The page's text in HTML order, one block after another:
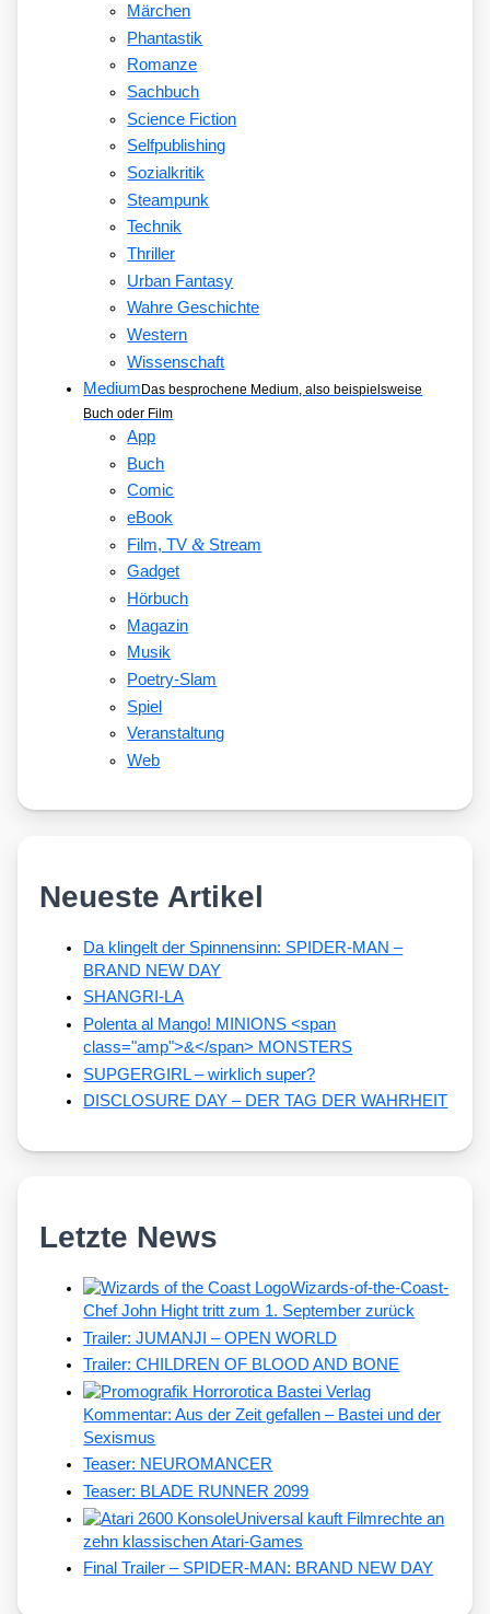
Märchen
Phantastik
Romanze
Sachbuch
Science Fiction
Selfpublishing
Sozialkritik
Steampunk
Technik
Thriller
Urban Fantasy
Wahre Geschichte
Western
Wissenschaft
Medium Das besprochene Medium, also beispielsweise
Buch oder Film
App
Buch
Comic
eBook
Film, TV&Stream
Gadget
Hörbuch
Magazin
Musik
Poetry-Slam
Spiel
Veranstaltung
Web
Neueste Artikel
Da klingelt der Spinnensinn: SPIDER-MAN –
BRAND NEW DAY
SHANGRI-LA
Polenta al Mango! MINIONS <span
class="amp">&</span> MONSTERS
SUPGERGIRL – wirklich super?
DISCLOSURE DAY – DER TAG DER WAHRHEIT
Letzte News
Wizards-of-the-Coast-
Chef John Hight tritt zum 1. September zurück
Trailer: JUMANJI – OPEN WORLD
Trailer: CHILDREN OF BLOOD AND BONE
Kommentar: Aus der Zeit gefallen – Bastei und der
Sexismus
Teaser: NEUROMANCER
Teaser: BLADE RUNNER 2099
Universal kauft Filmrechte an
zehn klassischen Atari-Games
Final Trailer – SPIDER-MAN: BRAND NEW DAY